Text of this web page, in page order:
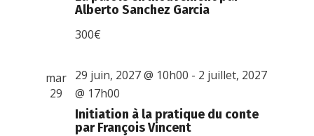
Alberto Sanchez Garcia
300€
mar
29
Initiation à la pratique du conte
par François Vincent
29 juin, 2027 @ 10h00 - 2 juillet, 2027
@ 17h00